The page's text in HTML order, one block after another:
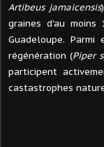
Artibeus jamaicensis
graines d'au moins
Guadeloupe.
régénération (Piper
participent
castastrophes